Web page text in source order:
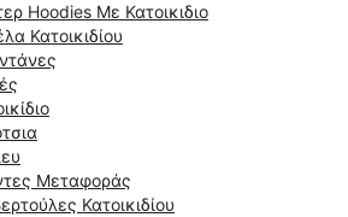
Hoodies Με Κατοικιδιο
Κατοικιδίου
Μεταφοράς
Κατοικιδίου